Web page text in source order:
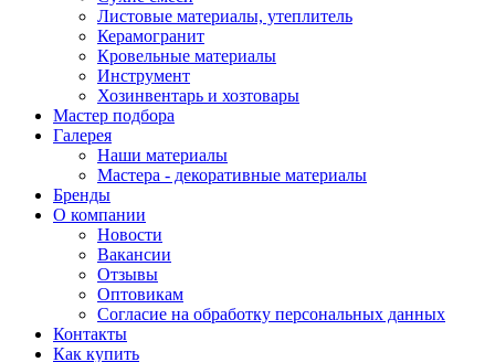
Листовые материалы, утеплитель
Керамогранит
Кровельные материалы
Инструмент
Хозинвентарь и хозтовары
Мастер подбора
Галерея
Наши материалы
Мастера - декоративные материалы
Бренды
О компании
Новости
Вакансии
Отзывы
Оптовикам
Cогласие на обработку персональных данных
Контакты
Как купить